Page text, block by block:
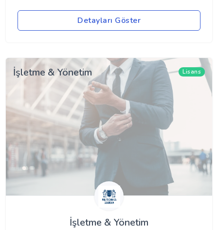
Detayları Göster
İşletme & Yönetim Lisans
İşletme & Yönetim